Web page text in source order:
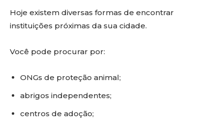
Hoje existem diversas formas de encontrar
instituições próximas da sua cidade.
Você pode procurar por:
ONGs de proteção animal;
abrigos independentes;
centros de adoção;